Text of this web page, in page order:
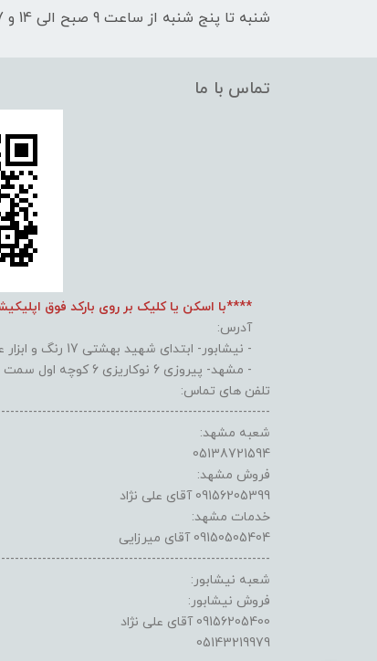
شنبه تا پنج شنبه از ساعت 9 صبح الی 14 و 17 الی 21 پاسخگوی شما عزیزان هستیم
تماس با ما
****با اسکن یا کلیک بر روی بارکد فوق
آدرس:
- نیشابور- ابتدای شهید بهشتی 17 رنگ و ابزار علی نژاد
- مشهد- پیروزی 6 نوکاریزی 6 کوچه اول سمت چپ
تلفن های تماس:
شعبه مشهد:
05138721594
فروش مشهد:
09156205399 آقای علی نژاد
خدمات مشهد:
09150505404 آقای میرزایی
شعبه نیشابور:
فروش نیشابور:
09156205400 آقای علی نژاد
05143219979